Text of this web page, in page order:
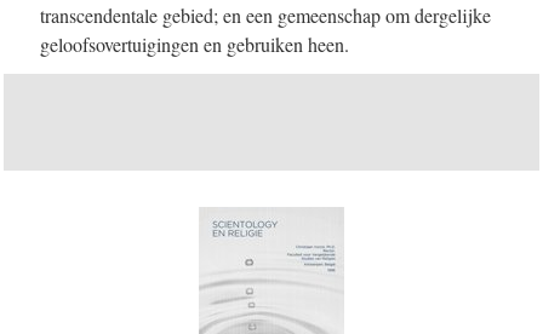
transcendentale gebied; en een gemeenschap om dergelijke
geloofsovertuigingen en gebruiken heen.